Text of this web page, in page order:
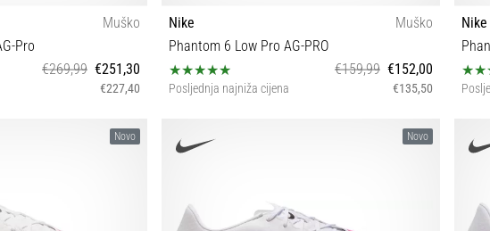
Muško
Pro
€269,99 €251,30
€227,40
Nike
Muško
Phantom 6 Low Pro AG-PRO
€159,99 €152,00
Posljednja najniža cijena €135,50
Nike
Novo Novo